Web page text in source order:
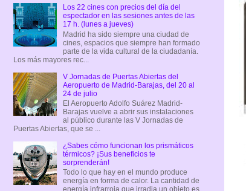
Los 22 cines con precios del día del
espectador en las sesiones antes de las
17 h. (lunes a jueves)
Madrid ha sido siempre una ciudad de
cines, espacios que siempre han formado
parte de la vida cultural de la ciudadanía.
Los más mayores rec...
V Jornadas de Puertas Abiertas del
Aeropuerto de Madrid-Barajas, del 20 al
24 de julio
El Aeropuerto Adolfo Suárez Madrid-
Barajas vuelve a abrir sus instalaciones
al público durante las V Jornadas de
Puertas Abiertas, que se ...
¿Sabes cómo funcionan los prismáticos
térmicos? ¡Sus beneficios te
sorprenderán!
Todo lo que hay en el mundo produce
energía en forma de calor. La cantidad de